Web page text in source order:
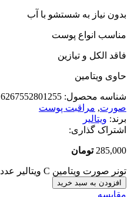
بدون نیاز به شستشو با آب
مناسب انواع پوست
فاقد الکل و تیازین
حاوی ویتامین
شناسه محصول: 6267552801255
صورت, مراقبت پوست
برند: ویتالیر
اشتراک گذاری:
285,000 تومان
تونر صورت ویتامین C ویتالیر عدد
افزودن به سبد خرید
مقایسه